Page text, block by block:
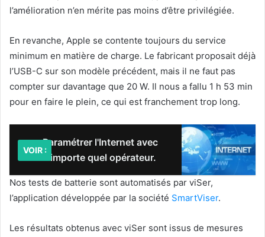
l’amélioration n’en mérite pas moins d’être privilégiée.
En revanche, Apple se contente toujours du service
minimum en matière de charge. Le fabricant proposait déjà
l’USB-C sur son modèle précédent, mais il ne faut pas
compter sur davantage que 20 W. Il nous a fallu 1 h 53 min
pour en faire le plein, ce qui est franchement trop long.
Paramétrer l'Internet avec
n’importe quel opérateur.
VOIR :
Nos tests de batterie sont automatisés par viSer,
l’application développée par la société SmartViser.
Les résultats obtenus avec viSer sont issus de mesures